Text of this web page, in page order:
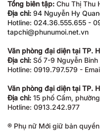
Tổng biên tập: Chu Thị Thu
Địa chỉ: 94 Nguyễn Hy
Hotline: 024.36.555.655 -
tapchi@phunumoi.net.vn
Văn phòng đại diện tại TP.
Địa chỉ: Số 7-9 Nguyễn Bỉnh
Hotline: 0919.797.579 -
Văn phòng đại diện tại TP.
Địa chỉ: 15 phố Cấm,
Hotline: 0913.242.977
® Phụ nữ Mới giữ bản